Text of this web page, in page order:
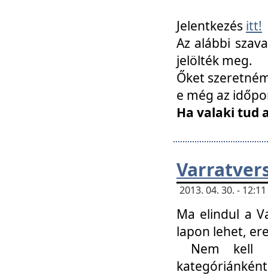
Jelentkezés itt!
Az alábbi
jelölték meg.
Őket
e még az
Ha valaki tud
2013. 04. 30. -
Ma elindul a
lapon lehet,
Nem kell